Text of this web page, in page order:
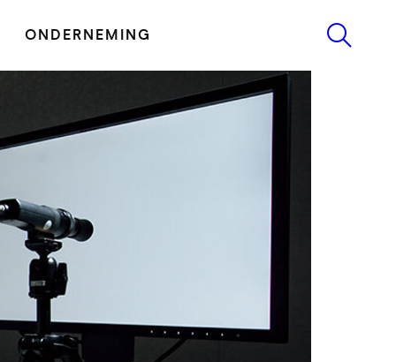
ONDERNEMING